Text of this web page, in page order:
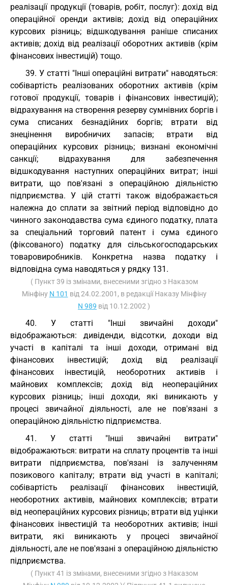
реалізації продукції (товарів, робіт, послуг): дохід від
операційної оренди активів; дохід від операційних
курсових різниць; відшкодування раніше списаних
активів; дохід від реалізації оборотних активів (крім
фінансових інвестицій) тощо.
39. У статті "Інші операційні витрати" наводяться:
собівартість реалізованих оборотних активів (крім
готової продукції, товарів і фінансових інвестицій);
відрахування на створення резерву сумнівних боргів і
сума списаних безнадійних боргів; втрати від
знецінення виробничих запасів; втрати від
операційних курсових різниць; визнані економічні
санкції; відрахування для забезпечення
відшкодування наступних операційних витрат; інші
витрати, що пов'язані з операційною діяльністю
підприємства. У цій статті також відображається
належна до сплати за звітний період відповідно до
чинного законодавства сума єдиного податку, плата
за спеціальний торговий патент і сума єдиного
(фіксованого) податку для сільськогосподарських
товаровиробників. Конкретна назва податку і
відповідна сума наводяться у рядку 131.
( Пункт 39 із змінами, внесеними згідно з Наказом
Мінфіну N 101 від 24.02.2001, в редакції Наказу Мінфіну
N 989 від 10.12.2002 )
40. У статті "Інші звичайні доходи"
відображаються: дивіденди, відсотки, доходи від
участі в капіталі та інші доходи, отримані від
фінансових інвестицій; дохід від реалізації
фінансових інвестицій, необоротних активів і
майнових комплексів; дохід від неопераційних
курсових різниць; інші доходи, які виникають у
процесі звичайної діяльності, але не пов'язані з
операційною діяльністю підприємства.
41. У статті "Інші звичайні витрати"
відображаються: витрати на сплату процентів та інші
витрати підприємства, пов'язані із залученням
позикового капіталу; втрати від участі в капіталі;
собівартість реалізації фінансових інвестицій,
необоротних активів, майнових комплексів; втрати
від неопераційних курсових різниць; втрати від уцінки
фінансових інвестицій та необоротних активів; інші
витрати, які виникають у процесі звичайної
діяльності, але не пов'язані з операційною діяльністю
підприємства.
( Пункт 41 із змінами, внесеними згідно з Наказом